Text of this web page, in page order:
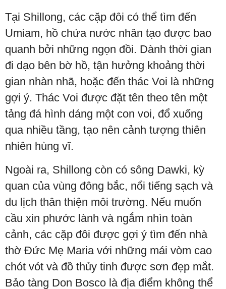
Tại Shillong, các cặp đôi có thể tìm đến
Umiam, hồ chứa nước nhân tạo được bao
quanh bởi những ngọn đồi. Dành thời gian
đi dạo bên bờ hồ, tận hưởng khoảng thời
gian nhàn nhã, hoặc đến thác Voi là những
gợi ý. Thác Voi được đặt tên theo tên một
tảng đá hình dáng một con voi, đổ xuống
qua nhiều tầng, tạo nên cảnh tượng thiên
nhiên hùng vĩ.
Ngoài ra, Shillong còn có sông Dawki, kỳ
quan của vùng đông bắc, nổi tiếng sạch và
du lịch thân thiện môi trường. Nếu muốn
cầu xin phước lành và ngắm nhìn toàn
cảnh, các cặp đôi được gợi ý tìm đến nhà
thờ Đức Mẹ Maria với những mái vòm cao
chót vót và đồ thủy tinh được sơn đẹp mắt.
Bảo tàng Don Bosco là địa điểm không thể